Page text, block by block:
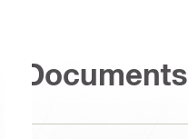
Documents